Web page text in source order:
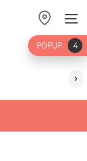
가
POPUP 4